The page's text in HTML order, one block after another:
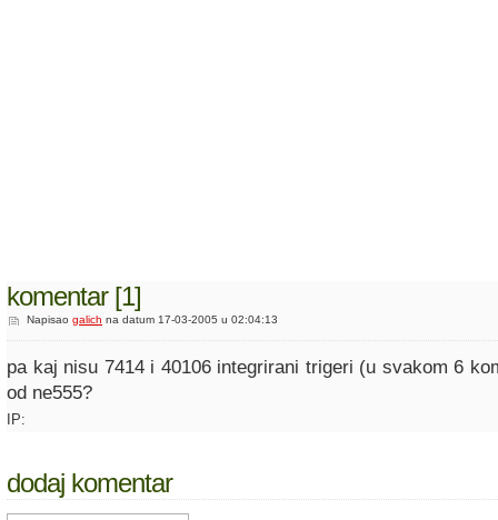
komentar [1]
Napisao galich na datum 17-03-2005 u 02:04:13
pa kaj nisu 7414 i 40106 integrirani trigeri (u svakom 6
od ne555?
IP:
dodaj komentar